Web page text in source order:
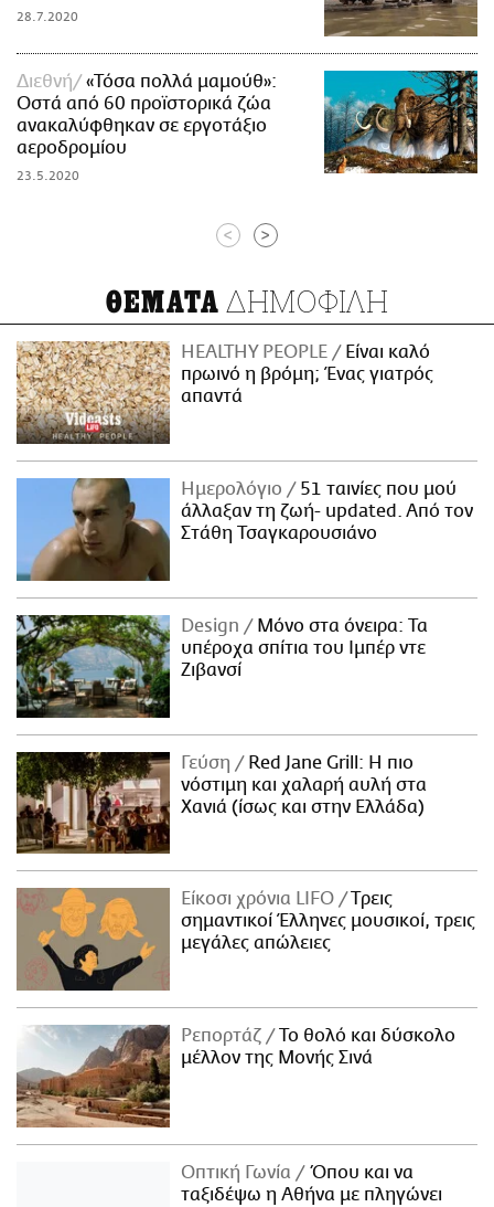
28.7.2020
Διεθνή
«Τόσα πολλά μαμούθ»:
Οστά από 60 προϊστορικά ζώα
ανακαλύφθηκαν σε εργοτάξιο
αεροδρομίου
23.5.2020
< >
ΘΕΜΑΤΑ ΔΗΜΟΦΙΛΗ
HEALTHY PEOPLE
Είναι καλό
πρωινό η βρόμη; Ένας γιατρός
απαντά
Ημερολόγιο
51 ταινίες που μού
άλλαξαν τη ζωή- updated. Aπό τον
Στάθη Τσαγκαρουσιάνο
Design
Μόνο στα όνειρα: Τα
υπέροχα σπίτια του Ιμπέρ ντε
Ζιβανσί
Γεύση
Red Jane Grill: Η πιο
νόστιμη και χαλαρή αυλή στα
Χανιά (ίσως και στην Ελλάδα)
Είκοσι χρόνια LIFO
Tρεις
σημαντικοί Έλληνες μουσικοί, τρεις
μεγάλες απώλειες
Ρεπορτάζ
Το θολό και δύσκολο
μέλλον της Μονής Σινά
Οπτική Γωνία
Όπου και να
ταξιδέψω η Αθήνα με πληγώνει